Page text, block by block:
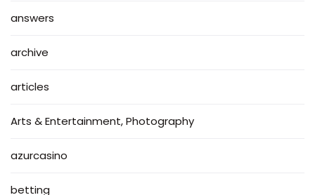
answers
archive
articles
Arts & Entertainment, Photography
azurcasino
betting